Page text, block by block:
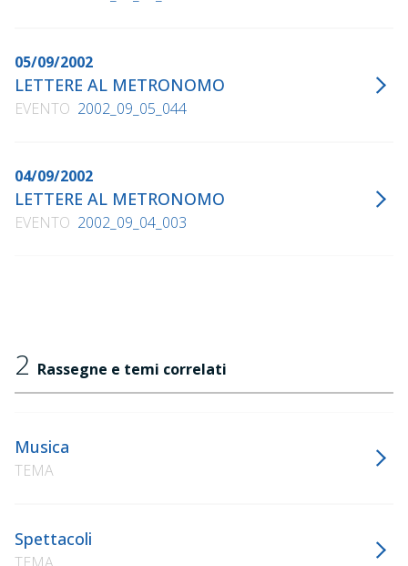
05/09/2002
LETTERE AL METRONOMO
EVENTO 2002_09_05_044
04/09/2002
LETTERE AL METRONOMO
EVENTO 2002_09_04_003
2 Rassegne e temi correlati
Musica
TEMA
Spettacoli